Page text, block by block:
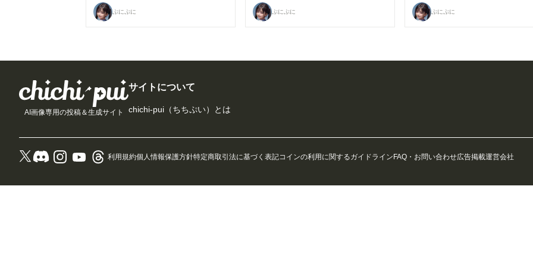
ぷにぷに ぷにぷに ぷにぷに
AI画像専用の投稿＆生成サイト
サイトについて
chichi-pui（ちちぷい）とは
利用規約個人情報保護方針特定商取引法に基づく表記コインの利用に関するガイドラインFAQ・お問い合わせ広告掲載運営会社